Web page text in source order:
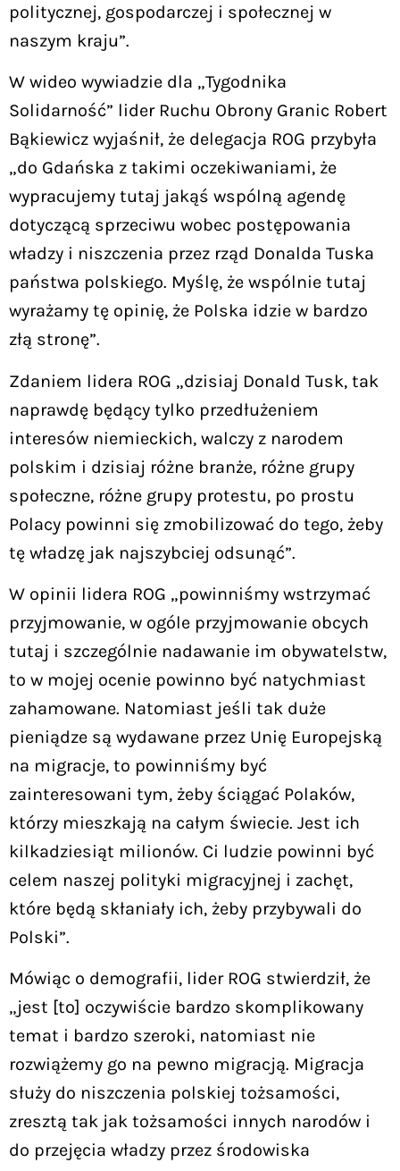
politycznej, gospodarczej i społecznej w
naszym kraju”.
W wideo wywiadzie dla „Tygodnika
Solidarność” lider Ruchu Obrony Granic Robert
Bąkiewicz wyjaśnił, że delegacja ROG przybyła
„do Gdańska z takimi oczekiwaniami, że
wypracujemy tutaj jakąś wspólną agendę
dotyczącą sprzeciwu wobec postępowania
władzy i niszczenia przez rząd Donalda Tuska
państwa polskiego. Myślę, że wspólnie tutaj
wyrażamy tę opinię, że Polska idzie w bardzo
złą stronę”.
Zdaniem lidera ROG „dzisiaj Donald Tusk, tak
naprawdę będący tylko przedłużeniem
interesów niemieckich, walczy z narodem
polskim i dzisiaj różne branże, różne grupy
społeczne, różne grupy protestu, po prostu
Polacy powinni się zmobilizować do tego, żeby
tę władzę jak najszybciej odsunąć”.
W opinii lidera ROG „powinniśmy wstrzymać
przyjmowanie, w ogóle przyjmowanie obcych
tutaj i szczególnie nadawanie im obywatelstw,
to w mojej ocenie powinno być natychmiast
zahamowane. Natomiast jeśli tak duże
pieniądze są wydawane przez Unię Europejską
na migracje, to powinniśmy być
zainteresowani tym, żeby ściągać Polaków,
którzy mieszkają na całym świecie. Jest ich
kilkadziesiąt milionów. Ci ludzie powinni być
celem naszej polityki migracyjnej i zachęt,
które będą skłaniały ich, żeby przybywali do
Polski”.
Mówiąc o demografii, lider ROG stwierdził, że
„jest [to] oczywiście bardzo skomplikowany
temat i bardzo szeroki, natomiast nie
rozwiążemy go na pewno migracją. Migracja
służy do niszczenia polskiej tożsamości,
zresztą tak jak tożsamości innych narodów i
do przejęcia władzy przez środowiska